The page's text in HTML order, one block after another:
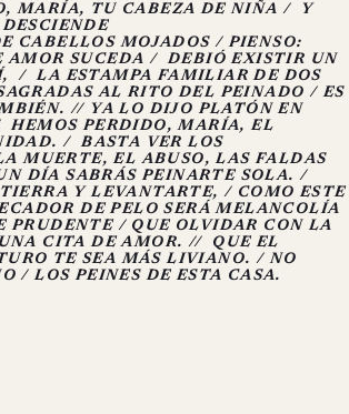
MARÍA, TU CABEZA DE NIÑA /
Y
CABELLOS MOJADOS / PIENSO:
AMOR SUCEDA /
DEBIÓ EXISTIR UN
/
LA ESTAMPA FAMILIAR DE DOS
AL RITO DEL PEINADO / ES
// YA LO DIJO PLATÓN EN
HEMOS PERDIDO, MARÍA, EL
/
BASTA VER LOS
MUERTE, EL ABUSO, LAS FALDAS
DÍA SABRÁS PEINARTE SOLA. /
Y LEVANTARTE, / COMO ESTE
DE PELO SERÁ MELANCOLÍA
PRUDENTE / QUE OLVIDAR CON LA
CITA DE AMOR. //
QUE EL
TE SEA MÁS LIVIANO. / NO
/ LOS PEINES DE ESTA CASA.